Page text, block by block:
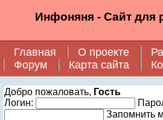
Инфоняня - Сайт для
Главная О проекте
Форум
Карта сайта
Добро пожаловать, Гость
Логин:
Запомнить